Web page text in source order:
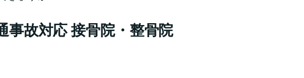
事故対応 接骨院・整骨院